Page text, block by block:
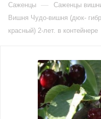
Саженцы — Саженцы
Вишня Чудо-вишня (дюк-
красный) 2-лет. в контейнере